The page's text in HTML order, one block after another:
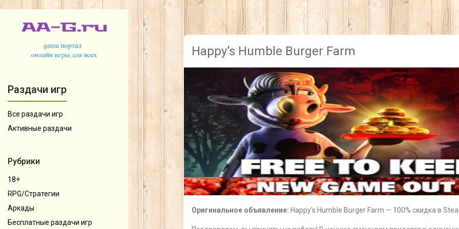
Раздачи игр
Все раздачи игр
Активные раздачи
Рубрики
18+
RPG/Стратегии
Аркады
Бесплатные раздачи игр
Happy’s Humble Burger Farm
Оригинальное объявление: Happy's Humble Burger Farm — 100% скидка в